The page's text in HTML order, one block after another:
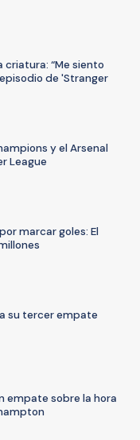
“Me siento
de 'Stranger
y el Arsenal
League
marcar goles: El
su tercer empate
empate sobre la hora